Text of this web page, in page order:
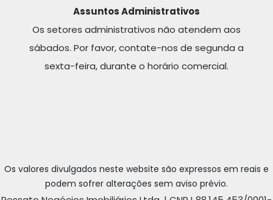
Assuntos Administrativos
Os setores administrativos não atendem aos
sábados. Por favor, contate-nos de segunda a
sexta-feira, durante o horário comercial.
Os valores divulgados neste website são expressos em reais e
podem sofrer alterações sem aviso prévio.